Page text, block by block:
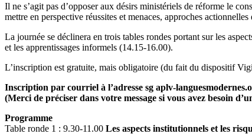
Il ne s’agit pas d’opposer aux désirs ministériels de réforme le
mettre en perspective réussites et menaces, approches
La journée se déclinera en trois tables rondes portant sur les
et les apprentissages informels (14.15-16.00).
L’inscription est gratuite, mais obligatoire (du fait du dispositif
Inscription par courriel à l’adresse sg aplv-
(Merci de préciser dans votre message si vous avez besoin
Programme
Table ronde 1 : 9.30-11.00 Les aspects institutionnels et les